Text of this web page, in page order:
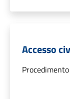
Accesso